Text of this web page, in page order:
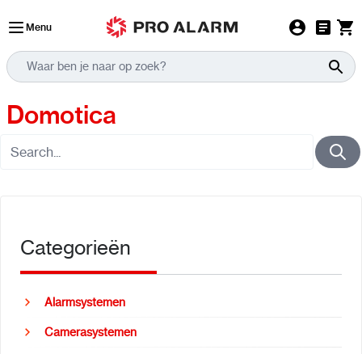
Menu
Domotica
Categorieën
Alarmsystemen
Camerasystemen